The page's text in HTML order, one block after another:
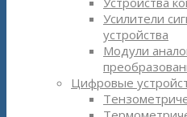
Усилители
устройства
Модули
Цифровые